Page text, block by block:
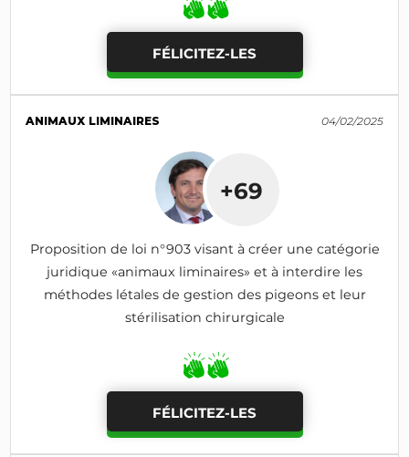
FÉLICITEZ-LES
ANIMAUX LIMINAIRES 04/02/2025
+69
Proposition de loi n°903 visant à créer une catégorie
juridique «animaux liminaires» et à interdire les
méthodes létales de gestion des pigeons et leur
stérilisation chirurgicale
FÉLICITEZ-LES